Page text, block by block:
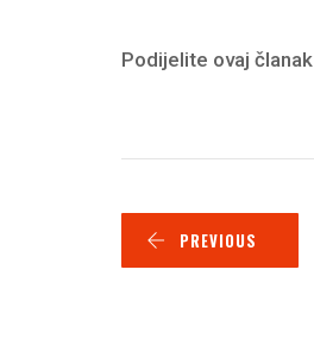
Podijelite ovaj članak
PREVIOUS